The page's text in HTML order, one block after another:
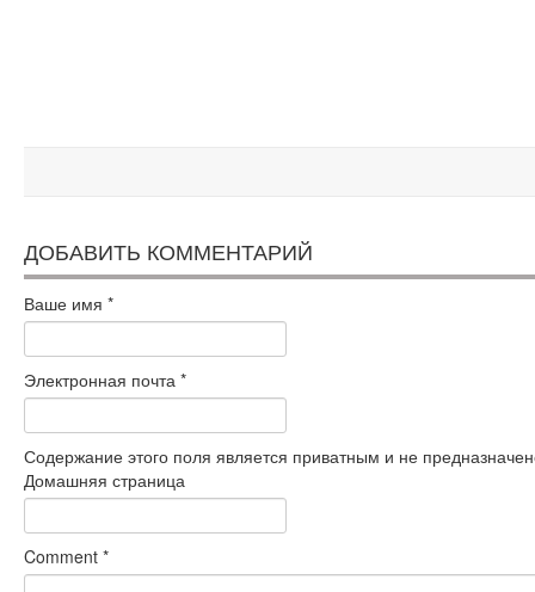
ДОБАВИТЬ КОММЕНТАРИЙ
Ваше имя *
Электронная почта *
Содержание этого поля является приватным и не
Домашняя страница
Comment *